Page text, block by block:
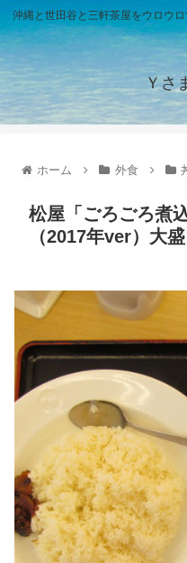
沖縄と世田谷と三軒茶屋をウロウ
Ｙさ
ホーム 外食
松屋「ごろごろ煮
（2017年ver）大